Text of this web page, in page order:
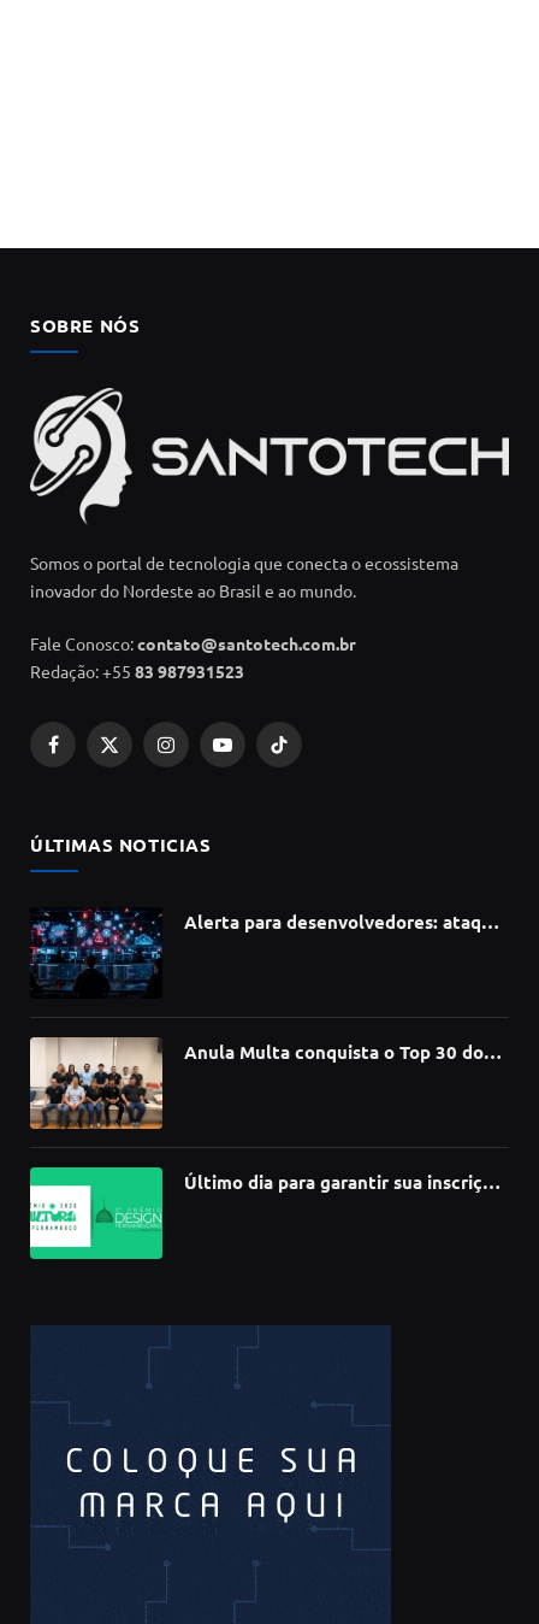
SOBRE NÓS
Somos o portal de tecnologia que conecta o ecossistema
inovador do Nordeste ao Brasil e ao mundo.
Fale Conosco:contato@santotech.com.br
Redação: +55 83 987931523
Facebook
X
InstagramYouTubeTikTok
ÚLTIMAS NOTICIAS
Alerta para desenvolvedores: ataque
Anula Multa conquista o Top 30 do
Último dia para garantir sua inscrição